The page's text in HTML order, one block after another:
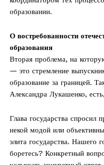
образовании.
О востребованности
образования
Вторая проблема, на
— это стремление
образование за границей.
Александра Лукашенко,
Глава государства спросил
некой модой или
элита государства. Нашего
боретесь? Конкретный